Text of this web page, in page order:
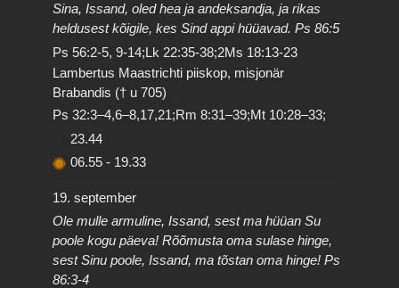
Sina, Issand, oled hea ja andeksandja, ja rikas
heldusest kõigile, kes Sind appi hüüavad. Ps 86:5
Ps 56:2-5, 9-14;Lk 22:35-38;2Ms 18:13-23
Lambertus Maastrichti piiskop, misjonär
Brabandis († u 705)
Ps 32:3–4,6–8,17,21;Rm 8:31–39;Mt 10:28–33;
23.44
06.55 - 19.33
19. september
Ole mulle armuline, Issand, sest ma hüüan Su
poole kogu päeva! Rõõmusta oma sulase hinge,
sest Sinu poole, Issand, ma tõstan oma hinge! Ps
86:3-4